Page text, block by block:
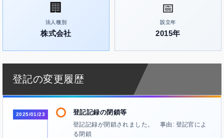
🏢
法人種別
株式会社
📅
設立年
2015年
登記の変更履歴
2025/01/23 登記記録の閉鎖等
登記記録が閉鎖されました。 事由: 登記官によ
る閉鎖